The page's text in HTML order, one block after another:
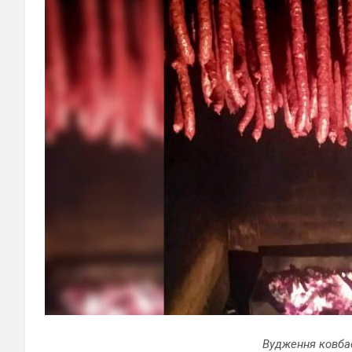
Вудження